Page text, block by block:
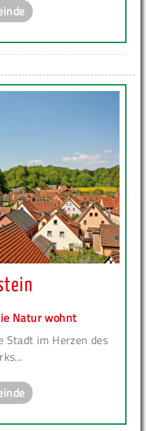
Natur wohnt
im Herzen des